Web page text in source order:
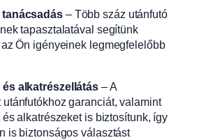
– Több száz utánfutó
tapasztalatával segítünk
Ön igényeinek legmegfelelőbb
és alkatrészellátás – A
utánfutókhoz garanciát, valamint
alkatrészeket is biztosítunk, így
is biztonságos választást